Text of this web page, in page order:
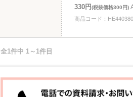
330円(税抜価格300円)
商品コード：HE440380
全1件中 1～1件目